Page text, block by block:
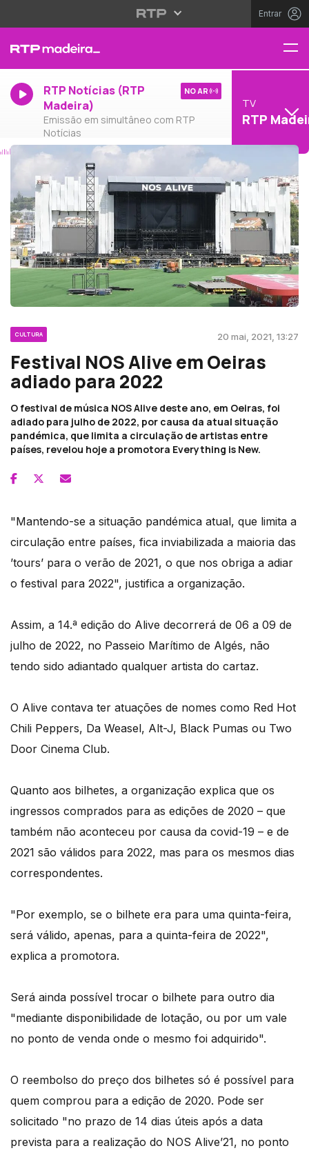
Entrar
RTP Notícias (RTP
Madeira)
Emissão em simultâneo com RTP
Notícias
NO AR
TV
RTP
CULTURA 20 mai, 2021, 13:27
Festival NOS Alive em Oeiras
adiado para 2022
O festival de música NOS Alive deste ano, em Oeiras, foi
adiado para julho de 2022, por causa da atual situação
pandémica, que limita a circulação de artistas entre
países, revelou hoje a promotora Everything is New.
"Mantendo-se a situação pandémica atual, que limita a
circulação entre países, fica inviabilizada a maioria das
’tours’ para o verão de 2021, o que nos obriga a adiar
o festival para 2022", justifica a organização.
Assim, a 14.ª edição do Alive decorrerá de 06 a 09 de
julho de 2022, no Passeio Marítimo de Algés, não
tendo sido adiantado qualquer artista do cartaz.
O Alive contava ter atuações de nomes como Red Hot
Chili Peppers, Da Weasel, Alt-J, Black Pumas ou Two
Door Cinema Club.
Quanto aos bilhetes, a organização explica que os
ingressos comprados para as edições de 2020 – que
também não aconteceu por causa da covid-19 – e de
2021 são válidos para 2022, mas para os mesmos dias
correspondentes.
"Por exemplo, se o bilhete era para uma quinta-feira,
será válido, apenas, para a quinta-feira de 2022",
explica a promotora.
Será ainda possível trocar o bilhete para outro dia
"mediante disponibilidade de lotação, ou por um vale
no ponto de venda onde o mesmo foi adquirido".
O reembolso do preço dos bilhetes só é possível para
quem comprou para a edição de 2020. Pode ser
solicitado "no prazo de 14 dias úteis após a data
prevista para a realização do NOS Alive’21, no ponto